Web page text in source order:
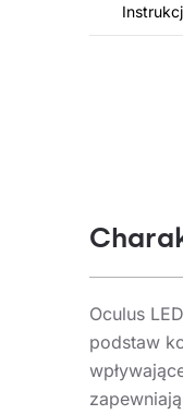
Oculus
podstaw